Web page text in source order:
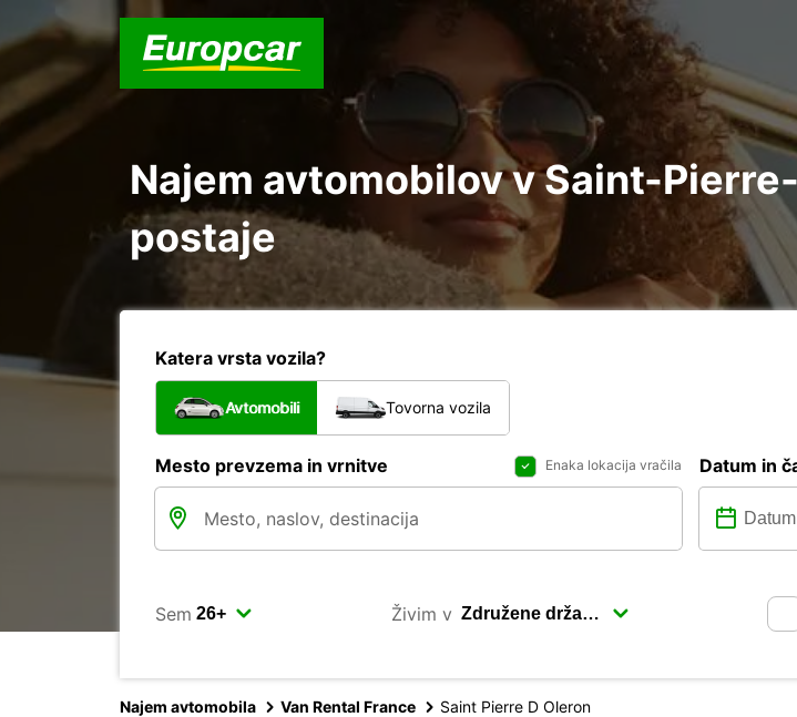
Najem avtomobilov v Saint-
postaje
Katera vrsta vozila?
Avtomobili Tovorna vozila
Mesto prevzema in vrnitve Enaka lokacija vračila Datum in
Sem Živim v
Najem avtomobila Van Rental France Saint Pierre D Oleron